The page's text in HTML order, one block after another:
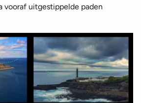
vooraf uitgestippelde paden